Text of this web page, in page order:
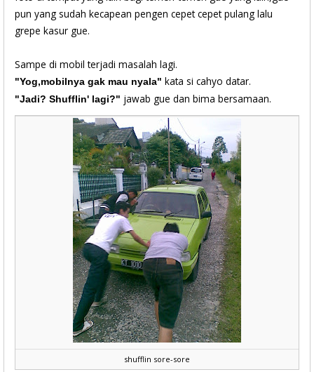
pun yang sudah kecapean pengen cepet cepet pulang lalu
grepe kasur gue.
Sampe di mobil terjadi masalah lagi.
"Yog,mobilnya gak mau nyala" kata si cahyo datar.
"Jadi? Shufflin' lagi?" jawab gue dan bima bersamaan.
shufflin sore-sore